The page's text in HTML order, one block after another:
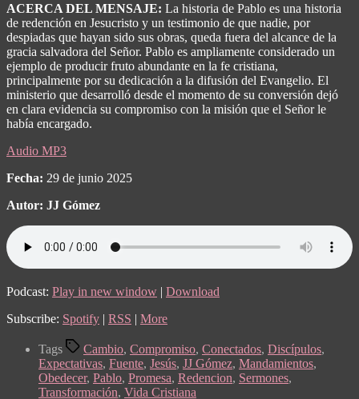
ACERCA DEL MENSAJE: La historia de Pablo es una historia
de redención en Jesucristo y un testimonio de que nadie, por
despiadas que hayan sido sus obras, queda fuera del alcance de la
gracia salvadora del Señor. Pablo es ampliamente considerado un
ejemplo de producir fruto abundante en la fe cristiana,
principalmente por su dedicación a la difusión del Evangelio. El
ministerio que desarrolló desde el momento de su conversión dejó
en clara evidencia su compromiso con la misión que el Señor le
había encargado.
Audio MP3
Fecha: 29 de junio 2025
Autor: JJ Gómez
Podcast: Play in new window | Download
Subscribe: Spotify | RSS | More
Tags Cambio, Compromiso, Conectados, Discípulos,
Expectativas, Fuente, Jesús, JJ Gómez, Mandamientos,
Obedecer, Pablo, Promesa, Redencion, Sermones,
Transformación, Vida Cristiana